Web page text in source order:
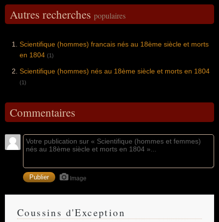
Autres recherches populaires
Scientifique (hommes) francais nés au 18ème siècle et morts
en 1804 (1)
Scientifique (hommes) nés au 18ème siècle et morts en 1804
(1)
Commentaires
Image
Coussins d'Exception